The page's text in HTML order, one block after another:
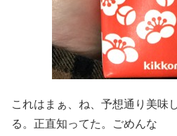
これはまぁ、ね、予想通り美味
る。正直知ってた。ごめんな